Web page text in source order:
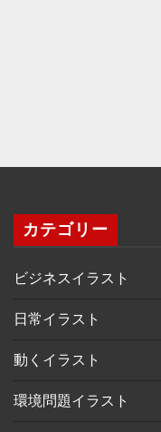
カテゴリー
ビジネスイラスト
日常イラスト
動くイラスト
環境問題イラスト